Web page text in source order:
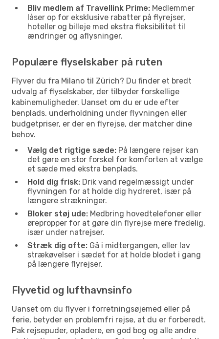
Bliv medlem af Travellink Prime: Medlemmer
låser op for eksklusive rabatter på flyrejser,
hoteller og billeje med ekstra fleksibilitet til
ændringer og aflysninger.
Populære flyselskaber på ruten
Flyver du fra Milano til Zürich? Du finder et bredt
udvalg af flyselskaber, der tilbyder forskellige
kabinemuligheder. Uanset om du er ude efter
benplads, underholdning under flyvningen eller
budgetpriser, er der en flyrejse, der matcher dine
behov.
Vælg det rigtige sæde: På længere rejser kan
det gøre en stor forskel for komforten at vælge
et sæde med ekstra benplads.
Hold dig frisk: Drik vand regelmæssigt under
flyvningen for at holde dig hydreret, især på
længere strækninger.
Bloker støj ude: Medbring hovedtelefoner eller
ørepropper for at gøre din flyrejse mere fredelig,
især under natrejser.
Stræk dig ofte: Gå i midtergangen, eller lav
strækøvelser i sædet for at holde blodet i gang
på længere flyrejser.
Flyvetid og lufthavnsinfo
Uanset om du flyver i forretningsøjemed eller på
ferie, betyder en problemfri rejse, at du er forberedt.
Pak rejsepuder, opladere, en god bog og alle andre